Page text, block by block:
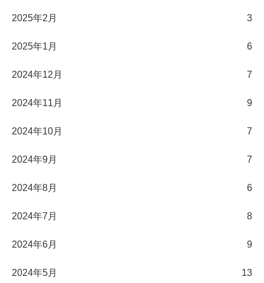
2025年2月 3
2025年1月 6
2024年12月 7
2024年11月 9
2024年10月 7
2024年9月 7
2024年8月 6
2024年7月 8
2024年6月 9
2024年5月 13